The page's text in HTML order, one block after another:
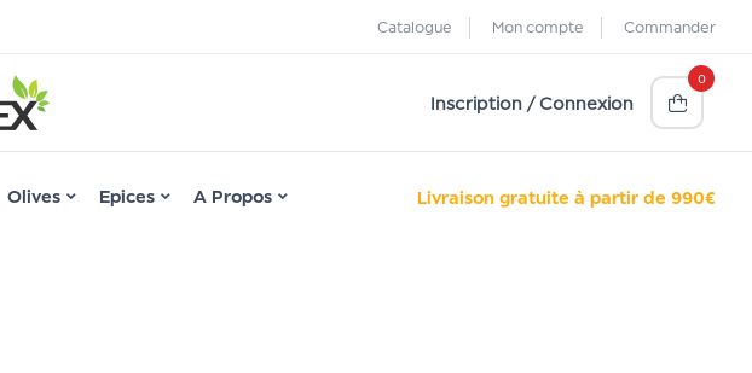
Catalogue Mon compte Commander
Inscription / Connexion
0
Olives Epices A Propos Livraison gratuite à partir de 990€